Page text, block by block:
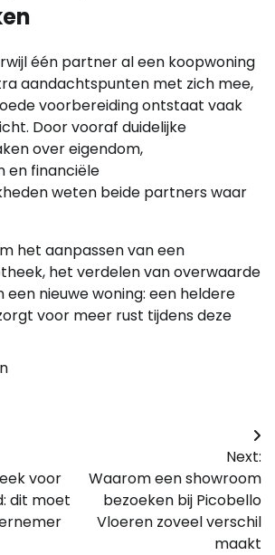
één partner al een koopwoning
aandachtspunten met zich mee,
voorbereiding ontstaat vaak
Door vooraf duidelijke
over eigendom,
en financiële
weten beide partners waar
het aanpassen van een
het verdelen van overwaarde
nieuwe woning: een heldere
voor meer rust tijdens deze
voor
dit moet
Next:
Waarom een showroom
bezoeken bij Picobello
Vloeren zoveel verschil
maakt